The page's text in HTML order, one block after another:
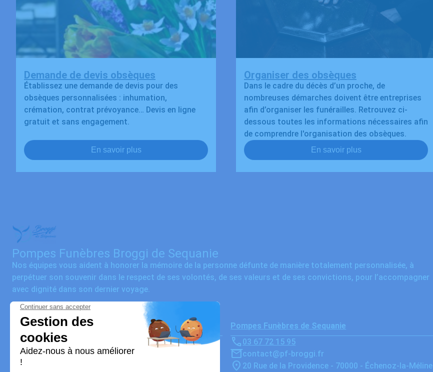
Demande de devis obsèques
Établissez une demande de devis pour des
obsèques personnalisées : inhumation,
crémation, contrat prévoyance… Devis en ligne
gratuit et sans engagement.
En savoir plus
Organiser des obsèques
Dans le cadre du décès d’un proche, de
nombreuses démarches doivent être entreprises
afin d’organiser les funérailles. Retrouvez ci-
dessous toutes les informations nécessaires afin
de comprendre l'organisation des obsèques.
En savoir plus
Pompes Funèbres Broggi de Sequanie
Nos équipes vous aident à honorer la mémoire de la personne défunte de manière totalement personnalisée, à
perpétuer son souvenir dans le respect de ses volontés, de ses valeurs et de ses convictions, pour l’accompagner
avec dignité dans son dernier voyage.
Nos agences
Marbrerie Colney / Broggi
03 67 72 11 33
contact@pf-broggi.fr
Pompes Funèbres de Sequanie
03 67 72 15 95
contact@pf-broggi.fr
20 Rue de la Providence - 70000 - Échenoz-la-Méline